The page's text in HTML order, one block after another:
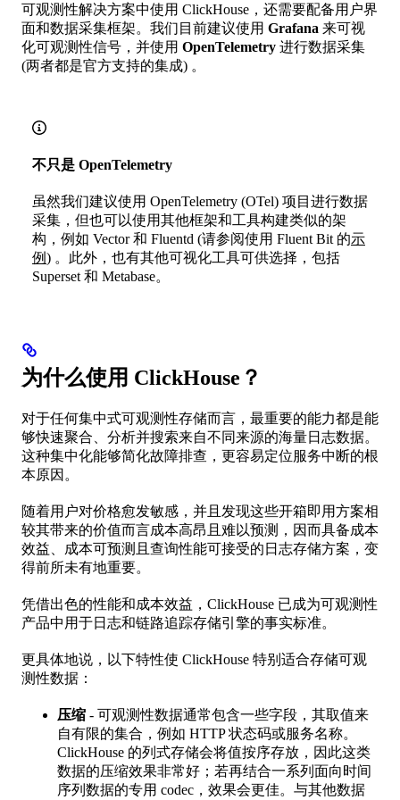
可观测性解决方案中使用 ClickHouse，还需要配备用户界
面和数据采集框架。我们目前建议使用 Grafana 来可视
化可观测性信号，并使用 OpenTelemetry 进行数据采集
(两者都是官方支持的集成) 。
不只是 OpenTelemetry
虽然我们建议使用 OpenTelemetry (OTel) 项目进行数据
采集，但也可以使用其他框架和工具构建类似的架
构，例如 Vector 和 Fluentd (请参阅使用 Fluent Bit 的示
例) 。此外，也有其他可视化工具可供选择，包括
Superset 和 Metabase。
为什么使用 ClickHouse？
对于任何集中式可观测性存储而言，最重要的能力都是能
够快速聚合、分析并搜索来自不同来源的海量日志数据。
这种集中化能够简化故障排查，更容易定位服务中断的根
本原因。
随着用户对价格愈发敏感，并且发现这些开箱即用方案相
较其带来的价值而言成本高昂且难以预测，因而具备成本
效益、成本可预测且查询性能可接受的日志存储方案，变
得前所未有地重要。
凭借出色的性能和成本效益，ClickHouse 已成为可观测性
产品中用于日志和链路追踪存储引擎的事实标准。
更具体地说，以下特性使 ClickHouse 特别适合存储可观
测性数据：
压缩 - 可观测性数据通常包含一些字段，其取值来
自有限的集合，例如 HTTP 状态码或服务名称。
ClickHouse 的列式存储会将值按序存放，因此这类
数据的压缩效果非常好；若再结合一系列面向时间
序列数据的专用 codec，效果会更佳。与其他数据